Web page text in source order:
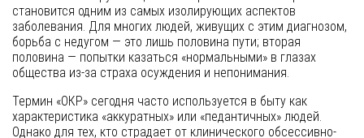
становится одним из самых изолирующих аспектов
заболевания. Для многих людей, живущих с этим диагнозом,
борьба с недугом — это лишь половина пути; вторая
половина — попытки казаться «нормальными» в глазах
общества из-за страха осуждения и непонимания.
Термин «ОКР» сегодня часто используется в быту как
характеристика «аккуратных» или «педантичных» людей.
Однако для тех, кто страдает от клинического обсессивно-